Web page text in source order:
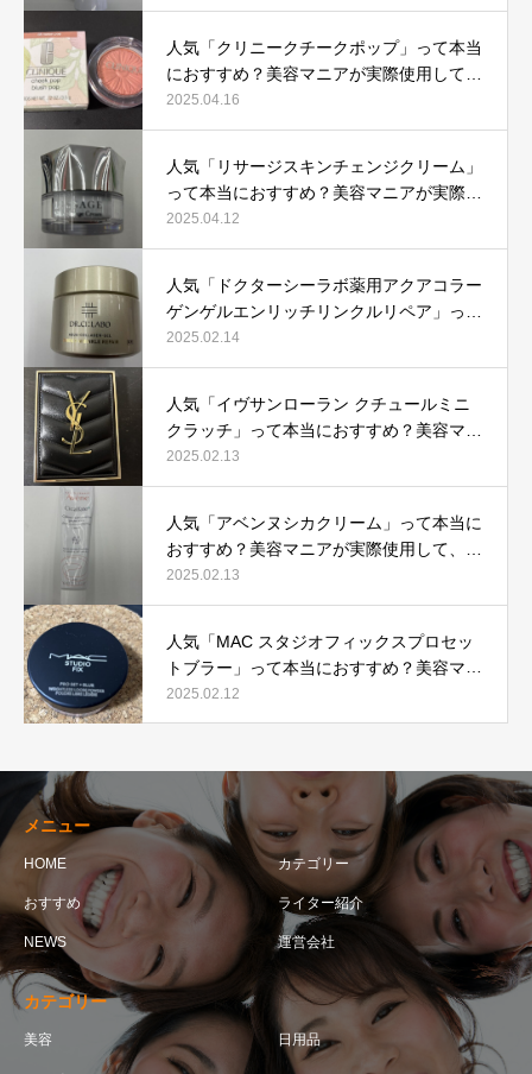
人気「クリニークチークポップ」って本当
におすすめ？美容マニアが実際使用して口
コミを検証！
2025.04.16
人気「リサージスキンチェンジクリーム」
って本当におすすめ？美容マニアが実際使
用して口コミを検証！
2025.04.12
人気「ドクターシーラボ薬用アクアコラー
ゲンゲルエンリッチリンクルリペア」って
本当におすすめ？美容マニアが実際使用し
て口コミを検証
2025.02.14
人気「イヴサンローラン クチュールミニ
クラッチ」って本当におすすめ？美容マニ
アが実際使用して口コミを検証！
2025.02.13
人気「アベンヌシカクリーム」って本当に
おすすめ？美容マニアが実際使用して、口
コミを検証！
2025.02.13
人気「MAC スタジオフィックスプロセッ
トブラー」って本当におすすめ？美容マニ
アが実際使用して口コミを検証！
2025.02.12
メニュー
HOME カテゴリー
おすすめ ライター紹介
NEWS 運営会社
カテゴリー
美容 日用品